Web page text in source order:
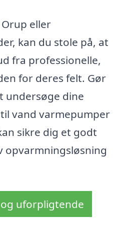
eller
kan du stole på, at
fra professionelle,
for deres felt. Gør
undersøge dine
vand varmepumper
sikre dig et godt
opvarmningsløsning
uforpligtende